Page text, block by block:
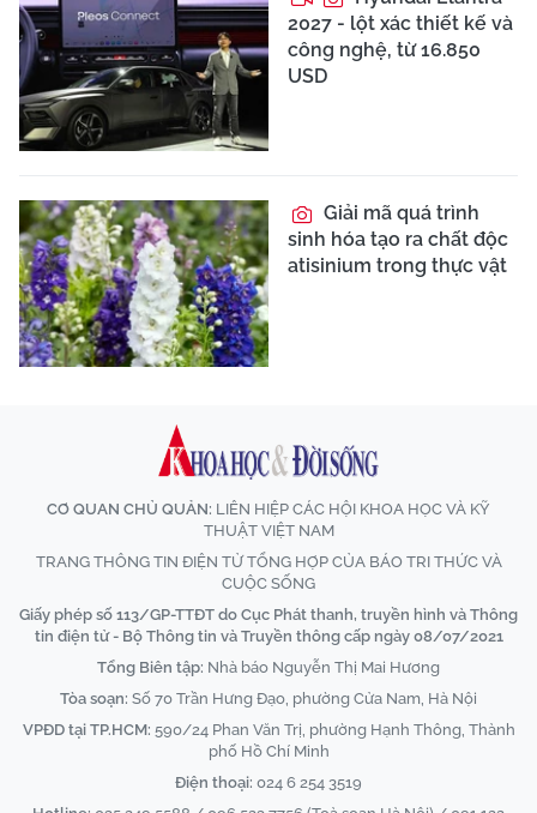
2027 - lột xác thiết kế và
công nghệ, từ 16.850
USD
Giải mã quá trình
sinh hóa tạo ra chất độc
atisinium trong thực vật
CƠ QUAN CHỦ QUẢN: LIÊN HIỆP CÁC HỘI KHOA HỌC VÀ KỸ
THUẬT VIỆT NAM
TRANG THÔNG TIN ĐIỆN TỬ TỔNG HỢP CỦA BÁO TRI THỨC VÀ
CUỘC SỐNG
Giấy phép số 113/GP-TTĐT do Cục Phát thanh, truyền hình và Thông
tin điện tử - Bộ Thông tin và Truyền thông cấp ngày 08/07/2021
Tổng Biên tập: Nhà báo Nguyễn Thị Mai Hương
Tòa soạn: Số 70 Trần Hưng Đạo, phường Cửa Nam, Hà Nội
VPĐD tại TP.HCM: 590/24 Phan Văn Trị, phường Hạnh Thông, Thành
phố Hồ Chí Minh
Điện thoại: 024 6 254 3519